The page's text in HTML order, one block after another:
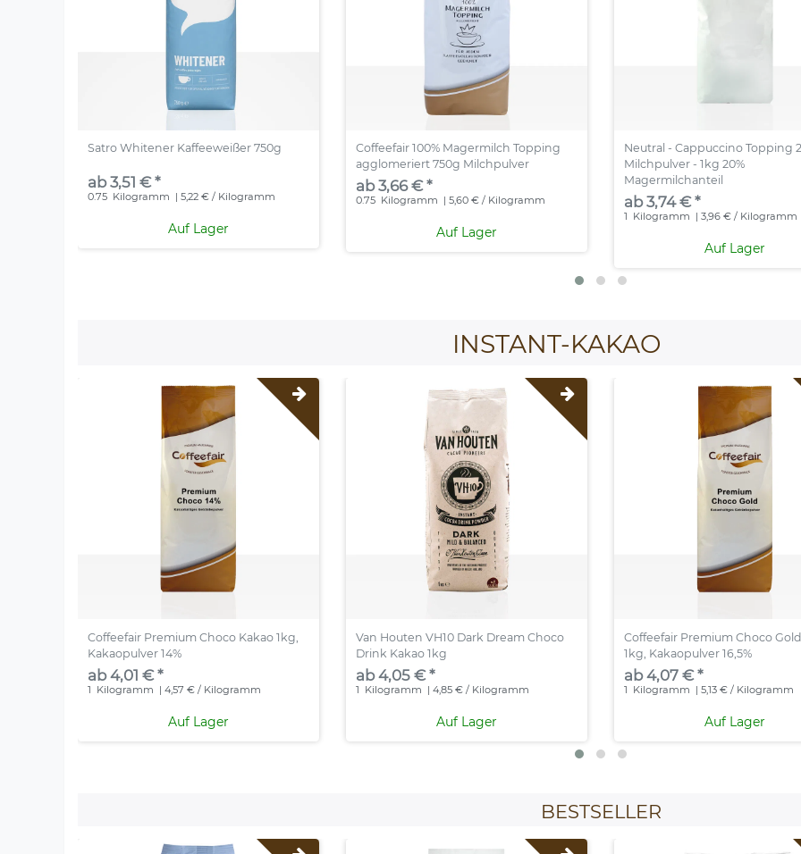
Satro Whitener Kaffeeweißer 750g
ab 3,51 € *
0.75 Kilogramm | 5,22 € / Kilogramm
Auf Lager
Coffeefair 100% Magermilch Topping
agglomeriert 750g Milchpulver
ab 3,66 € *
0.75 Kilogramm | 5,60 € / Kilogramm
Auf Lager
Neutral - Cappuccino Topping 2
Milchpulver - 1kg 20%
Magermilchanteil
ab 3,74 € *
1 Kilogramm | 3,96 € / Kilogramm
Auf Lager
INSTANT-KAKAO
Coffeefair Premium Choco Kakao 1kg,
Kakaopulver 14%
ab 4,01 € *
1 Kilogramm | 4,57 € / Kilogramm
Auf Lager
Van Houten VH10 Dark Dream Choco
Drink Kakao 1kg
ab 4,05 € *
1 Kilogramm | 4,85 € / Kilogramm
Auf Lager
Coffeefair Premium Choco
1kg, Kakaopulver 16,5%
ab 4,07 € *
1 Kilogramm | 5,13 € / Kilogramm
Auf Lager
BESTSELLER